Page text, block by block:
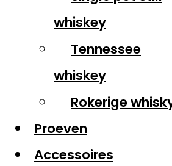
whiskey
Tennessee
whiskey
Rokerige
Proeven
Accessoires